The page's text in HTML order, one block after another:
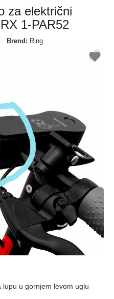
za električni
1-PAR52
Brend: Ring
u gornjem levom uglu